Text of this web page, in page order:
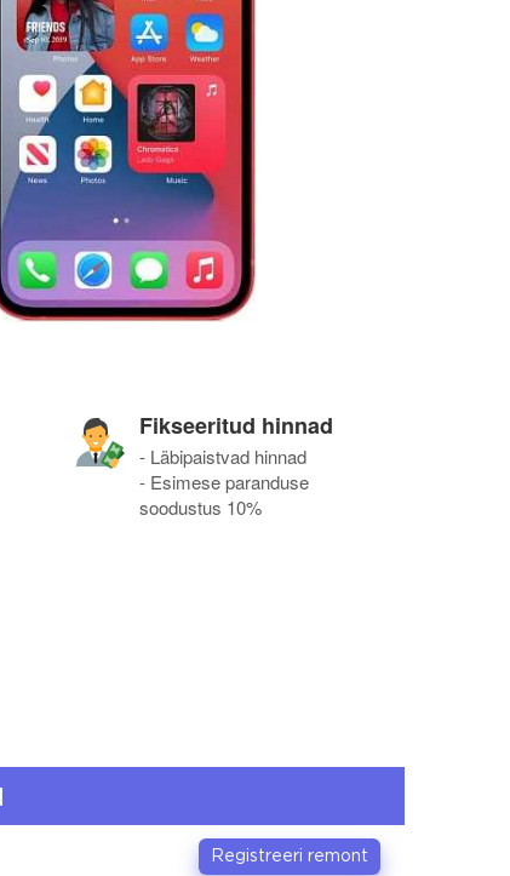
Fikseeritud hinnad
- Läbipaistvad hinnad
- Esimese paranduse
soodustus 10%
Registreeri remont